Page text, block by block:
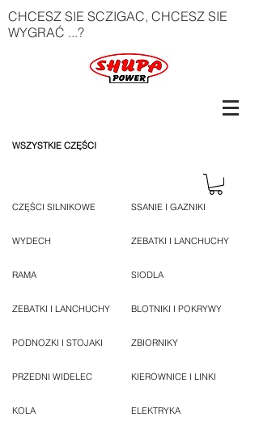
CHCESZ SIE SCZIGAC, CHCESZ SIE
WYGRAĆ ...?
WSZYSTKIE CZĘŚCI
CZĘŚCI SILNIKOWE
WYDECH
RAMA
ZEBATKI I LANCHUCHY
PODNOZKI I STOJAKI
PRZEDNI WIDELEC
KOLA
SSANIE I GAZNIKI
ZEBATKI I LANCHUCHY
SIODLA
BLOTNIKI I POKRYWY
ZBIORNIKY
KIEROWNICE I LINKI
ELEKTRYKA